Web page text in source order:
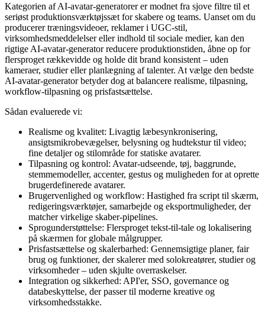
Kategorien af AI-avatar-generatorer er modnet fra sjove filtre til et
seriøst produktionsværktøjssæt for skabere og teams. Uanset om du
producerer træningsvideoer, reklamer i UGC-stil,
virksomhedsmeddelelser eller indhold til sociale medier, kan den
rigtige AI-avatar-generator reducere produktionstiden, åbne op for
flersproget rækkevidde og holde dit brand konsistent – uden
kameraer, studier eller planlægning af talenter. At vælge den bedste
AI-avatar-generator betyder dog at balancere realisme, tilpasning,
workflow-tilpasning og prisfastsættelse.
Sådan evaluerede vi:
Realisme og kvalitet: Livagtig læbesynkronisering,
ansigtsmikrobevægelser, belysning og hudtekstur til video;
fine detaljer og stilområde for statiske avatarer.
Tilpasning og kontrol: Avatar-udseende, tøj, baggrunde,
stemmemodeller, accenter, gestus og muligheden for at oprette
brugerdefinerede avatarer.
Brugervenlighed og workflow: Hastighed fra script til skærm,
redigeringsværktøjer, samarbejde og eksportmuligheder, der
matcher virkelige skaber-pipelines.
Sprogunderstøttelse: Flersproget tekst-til-tale og lokalisering
på skærmen for globale målgrupper.
Prisfastsættelse og skalerbarhed: Gennemsigtige planer, fair
brug og funktioner, der skalerer med solokreatører, studier og
virksomheder – uden skjulte overraskelser.
Integration og sikkerhed: API'er, SSO, governance og
databeskyttelse, der passer til moderne kreative og
virksomhedsstakke.